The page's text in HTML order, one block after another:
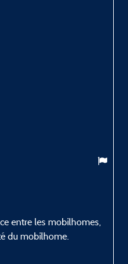
entre les mobilhomes,
du mobilhome.